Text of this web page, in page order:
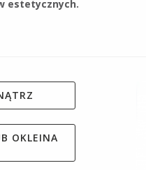
estetycznych.
OKLEINA